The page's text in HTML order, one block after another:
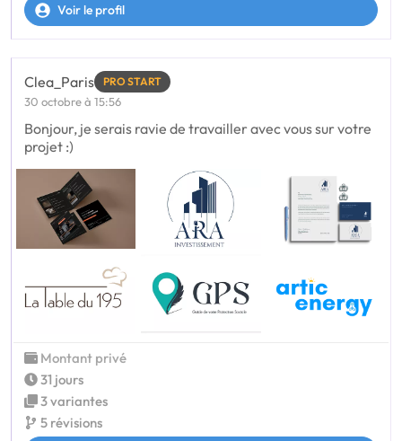
Voir le profil
Clea_Paris PRO START
30 octobre à 15:56
Bonjour, je serais ravie de travailler avec vous sur votre
projet :)
Montant privé
31 jours
3 variantes
5 révisions